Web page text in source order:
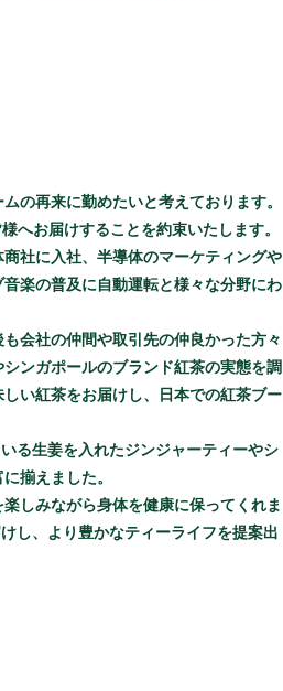
の再来に勤めたいと考えております。
お届けすることを約束いたします。
社に入社、半導体のマーケティングや
楽の普及に自動運転と様々な分野にわ
会社の仲間や取引先の仲良かった方々
ンガポールのブランド紅茶の実態を調
い紅茶をお届けし、日本での紅茶ブー
る生姜を入れたジンジャーティーやシ
揃えました。
しみながら身体を健康に保ってくれま
し、より豊かなティーライフを提案出